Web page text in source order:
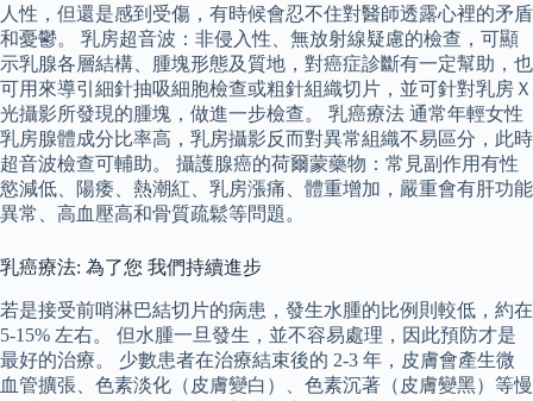
人性，但還是感到受傷，有時候會忍不住對醫師透露心裡的矛盾
和憂鬱。 乳房超音波：非侵入性、無放射線疑慮的檢查，可顯
示乳腺各層結構、腫塊形態及質地，對癌症診斷有一定幫助，也
可用來導引細針抽吸細胞檢查或粗針組織切片，並可針對乳房Ｘ
光攝影所發現的腫塊，做進一步檢查。 乳癌療法 通常年輕女性
乳房腺體成分比率高，乳房攝影反而對異常組織不易區分，此時
超音波檢查可輔助。 攝護腺癌的荷爾蒙藥物：常見副作用有性
慾減低、陽痿、熱潮紅、乳房漲痛、體重增加，嚴重會有肝功能
異常、高血壓高和骨質疏鬆等問題。
乳癌療法: 為了您 我們持續進步
若是接受前哨淋巴結切片的病患，發生水腫的比例則較低，約在
5-15% 左右。 但水腫一旦發生，並不容易處理，因此預防才是
最好的治療。 少數患者在治療結束後的 2-3 年，皮膚會產生微
血管擴張、色素淡化（皮膚變白）、色素沉著（皮膚變黑）等慢